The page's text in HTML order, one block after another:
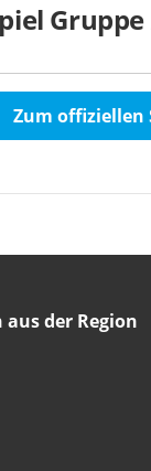
Gruppe
Zum offiziellen
der Region